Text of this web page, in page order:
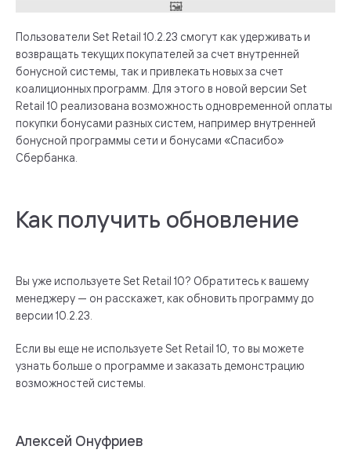
Пользователи Set Retail 10.2.23 смогут как удерживать и
возвращать текущих покупателей за счет внутренней
бонусной системы, так и привлекать новых за счет
коалиционных программ. Для этого в новой версии Set
Retail 10 реализована возможность одновременной оплаты
покупки бонусами разных систем, например внутренней
бонусной программы сети и бонусами «Спасибо»
Сбербанка.
Как получить обновление
Вы уже используете Set Retail 10? Обратитесь к вашему
менеджеру — он расскажет, как обновить программу до
версии 10.2.23.
Если вы еще не используете Set Retail 10, то вы можете
узнать больше о программе и заказать демонстрацию
возможностей системы.
Алексей Онуфриев